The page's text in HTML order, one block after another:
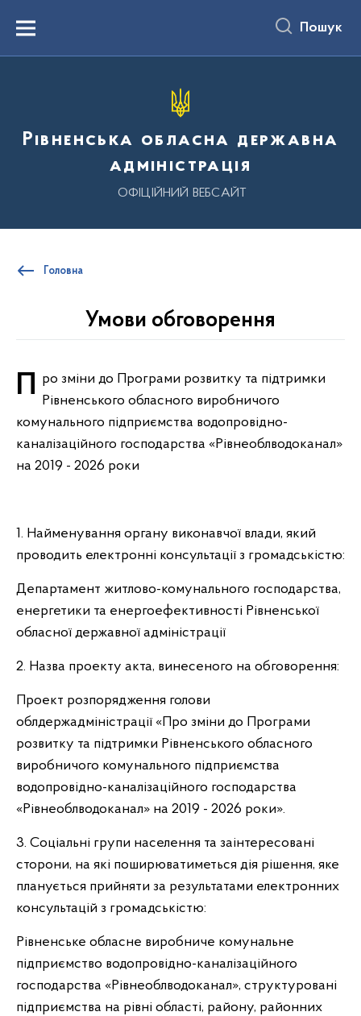
вмістуMenu Пошук
Рівненська обласна державна
адміністрація
ОФІЦІЙНИЙ ВЕБСАЙТ
Головна
Умови обговорення
Про зміни до Програми розвитку та підтримки Рівненського обласного виробничого
комунального підприємства водопровідно-
каналізаційного господарства «Рівнеоблводоканал»
на 2019 - 2026 роки
1. Найменування органу виконавчої влади, який
проводить електронні консультації з громадськістю:
Департамент житлово-комунального господарства,
енергетики та енергоефективності Рівненської
обласної державної адміністрації
2. Назва проекту акта, винесеного на обговорення:
Проект розпорядження голови
облдержадміністрації «Про зміни до Програми
розвитку та підтримки Рівненського обласного
виробничого комунального підприємства
водопровідно-каналізаційного господарства
«Рівнеоблводоканал» на 2019 - 2026 роки».
3. Соціальні групи населення та заінтересовані
сторони, на які поширюватиметься дія рішення, яке
планується прийняти за результатами електронних
консультацій з громадськістю:
Рівненське обласне виробниче комунальне
підприємство водопровідно-каналізаційного
господарства «Рівнеоблводоканал», структуровані
підприємства на рівні області, району, районних